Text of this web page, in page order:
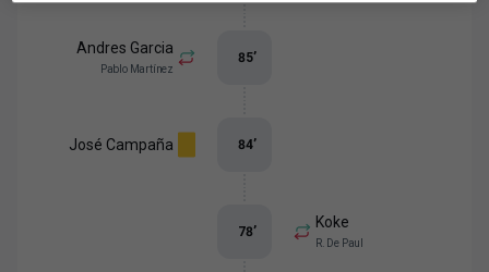
Andres Garcia
Pablo Martínez
85’
José Campaña 84’
Koke
R. De Paul
78’